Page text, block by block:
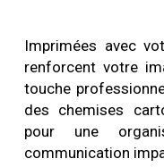
Imprimées avec
renforcent votre
touche
des chemises
pour une
communication